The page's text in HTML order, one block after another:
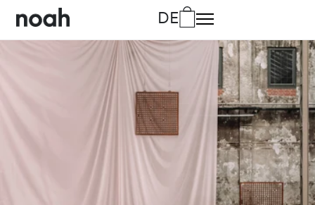
DE
Dänisch
Deutsch
EN
Englisch
Französisch
Italienisch